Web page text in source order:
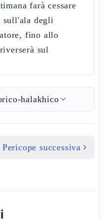
farà cessare
sull'ala degli
fino allo
sul
halakhico
Pericope successiva